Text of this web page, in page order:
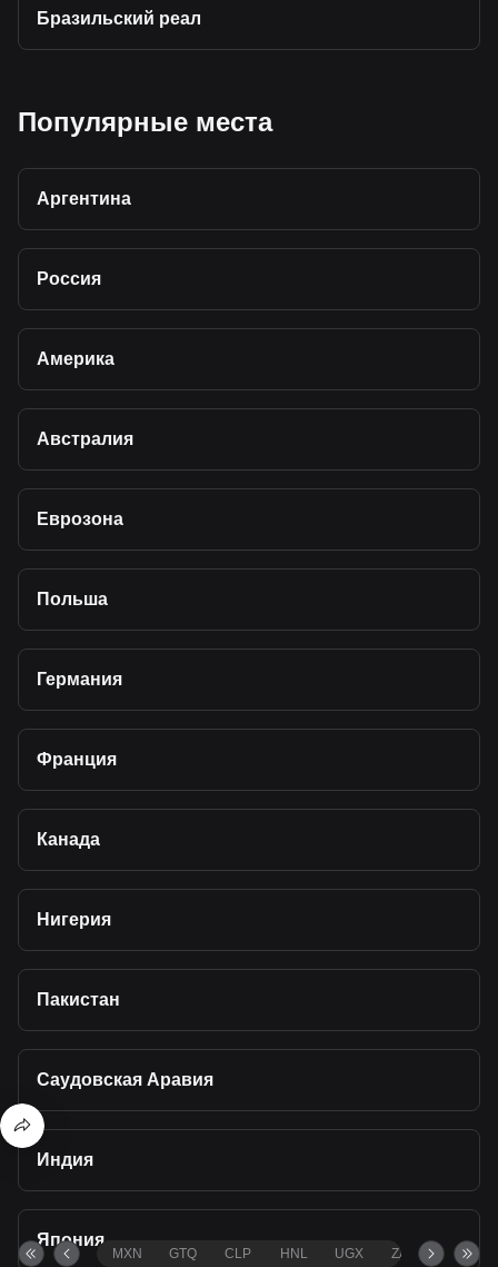
Бразильский реал
Популярные места
Аргентина
Россия
Америка
Австралия
Еврозона
Польша
Германия
Франция
Канада
Нигерия
Пакистан
Саудовская Аравия
Индия
Япония
MXN GTQ CLP HNL UGX ZAR TND